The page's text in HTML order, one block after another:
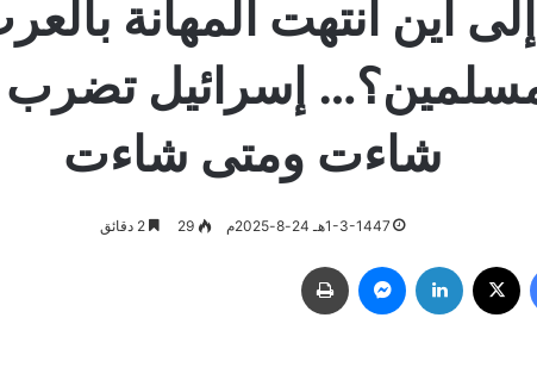
إلى أين انتهت المهانة
إسرائيل
شاءت ومتى شاءت
1-3-1447هـ 24-8-2025م 29